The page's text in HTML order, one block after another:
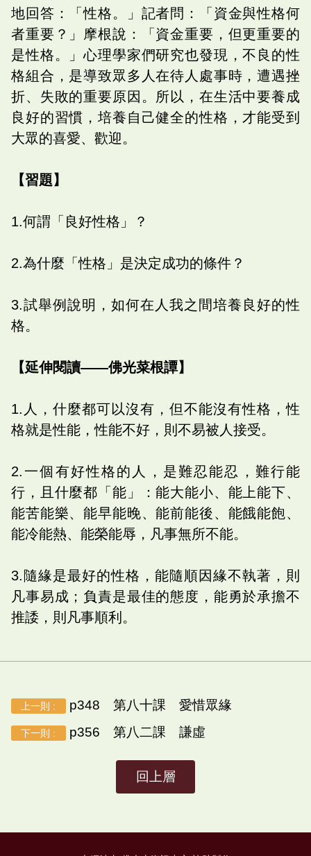
地回答：「性格。」記者問：「資金與性格何
者重要？」摩根說：「資金重要，但更重要的
是性格。」心理學家們研究也發現，不良的性
格組合，是導致眾多人在待人處事時，遭遇挫
折、失敗的重要原因。所以，在生活中要養成
良好的習慣，培養自己健全的性格，才能受到
大眾的喜愛、歡迎。
【習題】
1.何謂「良好性格」？
2.為什麼「性格」是決定成功的條件？
3.試舉例說明，如何在人我之間培養良好的性
格。
【延伸閱讀——佛光菜根譚】
1.人，什麼都可以沒有，但不能沒有性格，性
格就是性能，性能不好，則不易被人接受。
2.一個有好性格的人，是難忍能忍，難行能
行，且什麼都「能」：能大能小、能上能下、
能苦能樂、能早能晚、能前能後、能餓能飽、
能冷能熱、能榮能辱，凡事無所不能。
3.隨緣是最好的性格，能隨順因緣不執著，則
凡事易成；負責是最佳的態度，能勇於承擔不
推諉，則凡事順利。
上一則 : p348 第八十課 愛惜眾緣
下一則 : p356 第八二課 謙虛
回上層